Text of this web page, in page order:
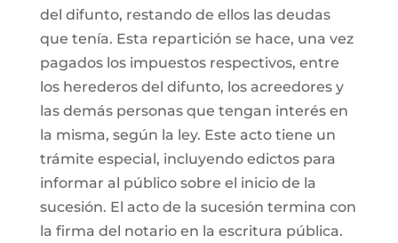
del difunto, restando de ellos las deudas
que tenía. Esta repartición se hace, una vez
pagados los impuestos respectivos, entre
los herederos del difunto, los acreedores y
las demás personas que tengan interés en
la misma, según la ley. Este acto tiene un
trámite especial, incluyendo edictos para
informar al público sobre el inicio de la
sucesión. El acto de la sucesión termina con
la firma del notario en la escritura pública.